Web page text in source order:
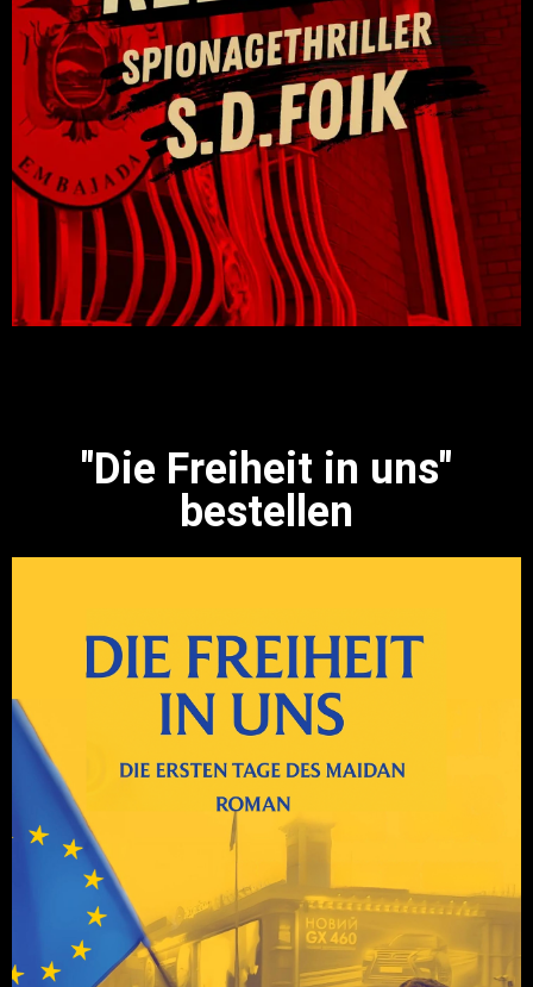
"Die Freiheit in uns"
bestellen